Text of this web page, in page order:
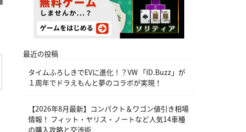
最近の投稿
タイムふろしきでEVに進化！？VW 「ID.Buzz」が
１周年でドラえもんと夢のコラボが実現！
【2026年8月最新】コンパクト＆ワゴン値引き相場
情報！ フィット・ヤリス・ノートなど人気14車種
の購入攻略と交渉術